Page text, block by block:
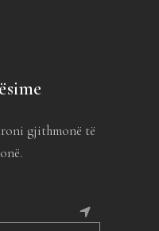
gjithmonë të